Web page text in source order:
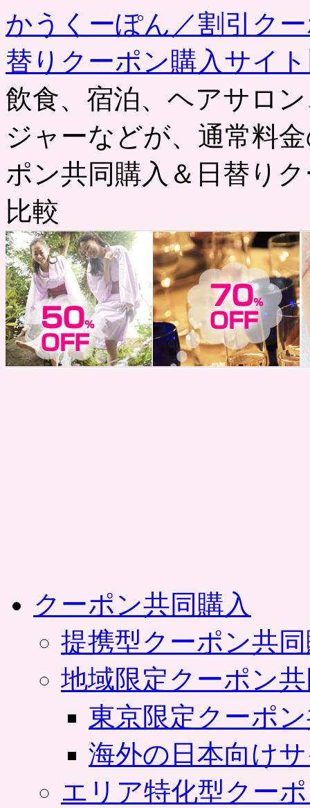
かうくーぽん／割引ク
替りクーポン購入サイ
飲食、宿泊、ヘアサロ
ジャーなどが、通常料
ポン共同購入＆日替り
比較
クーポン共同購入
提携型クーポン共
地域限定クーポン
東京限定クーポ
海外の日本向け
エリア特化型クー